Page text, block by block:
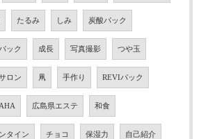
たるみ しみ 炭酸パック
ック 成長 写真撮影 つや玉
ロン 凧 手作り REVIパック
AHA 広島県エステ 和食
タイン チョコ 保湿力 自己紹介